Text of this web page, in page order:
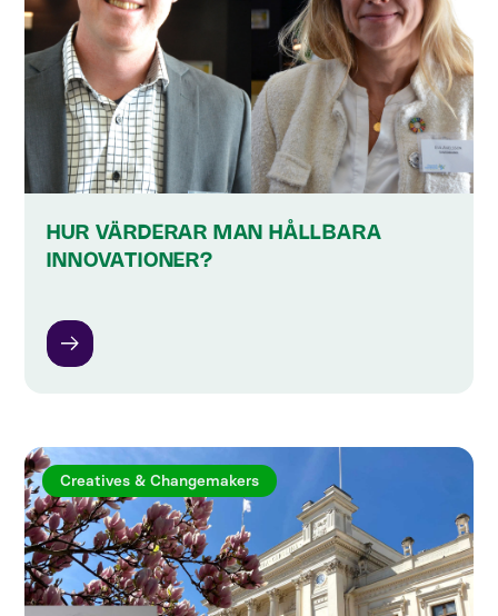
HUR VÄRDERAR MAN HÅLLBARA
INNOVATIONER?
Creatives & Changemakers